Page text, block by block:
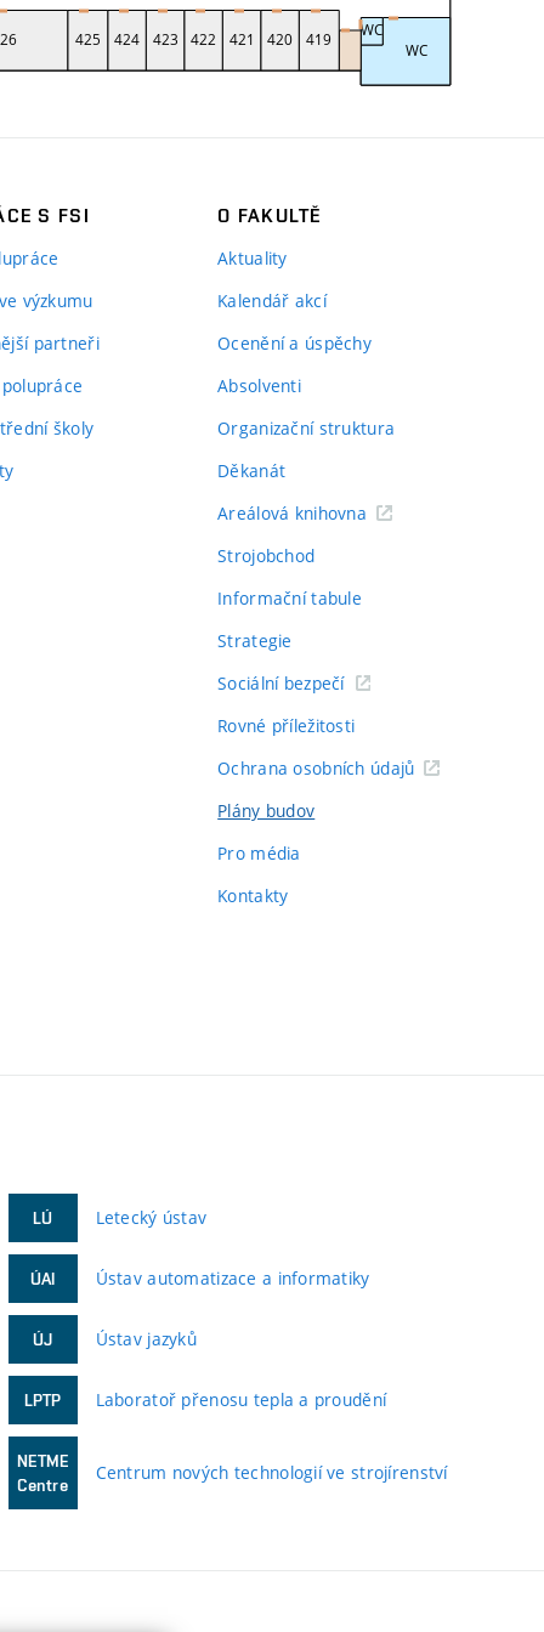
S FSI
výzkumu
partneři
školy
O FAKULTĚ
Aktuality
Kalendář akcí
Ocenění a úspěchy
Absolventi
Organizační struktura
Děkanát
Areálová knihovna
Strojobchod
Informační tabule
Strategie
Sociální bezpečí
Rovné příležitosti
Ochrana osobních údajů
Plány budov
Pro média
Kontakty
LÚ Letecký ústav
ÚAI Ústav automatizace a informatiky
ÚJ Ústav jazyků
LPTP Laboratoř přenosu tepla a proudění
NETME
Centre
Centrum nových technologií ve strojírenství